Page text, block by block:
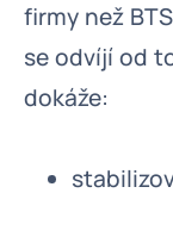
firmy než
se odvíjí od
dokáže: